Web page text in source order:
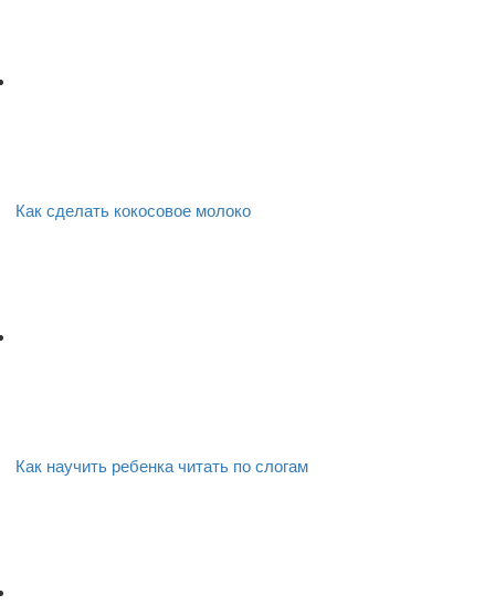
Как сделать кокосовое молоко
Как научить ребенка читать по слогам